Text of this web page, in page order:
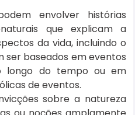
envolver histórias
que explicam a
da vida, incluindo o
ser baseados em eventos
longo do tempo ou em
de eventos.
sobre a natureza